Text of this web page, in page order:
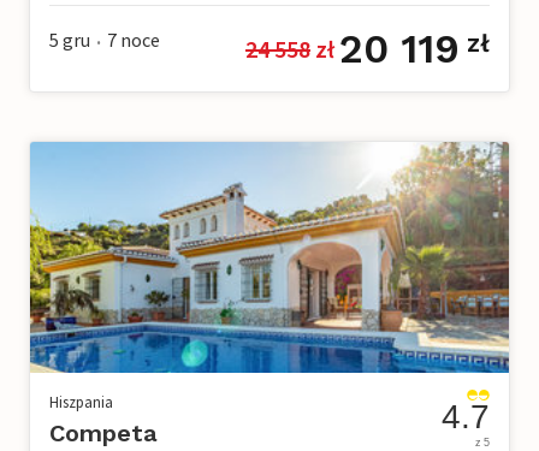
5 gru • 7 noce 24 558 zł 20 119 zł
Hiszpania
Competa 4.7
z 5